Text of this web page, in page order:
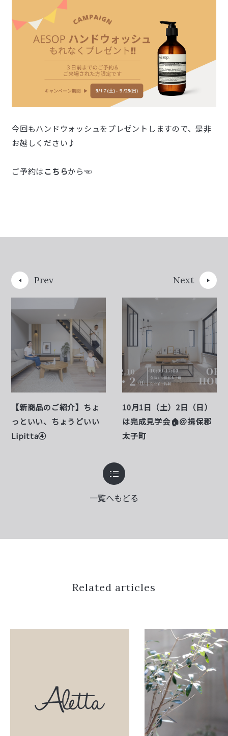
今回もハンドウォッシュをプレゼントしますので、是非
お越しください♪
ご予約は こちらから☜
Prev
【新商品のご紹介】ちょ
っといい、ちょうどいい
Lipitta④
Next
10月1日（土）2日（日）
は完成見学会🏠＠揖保郡
太子町
一覧へもどる
Related articles